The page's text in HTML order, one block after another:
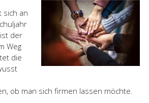
sich an
der
Weg
die
ob man sich firmen lassen möchte.